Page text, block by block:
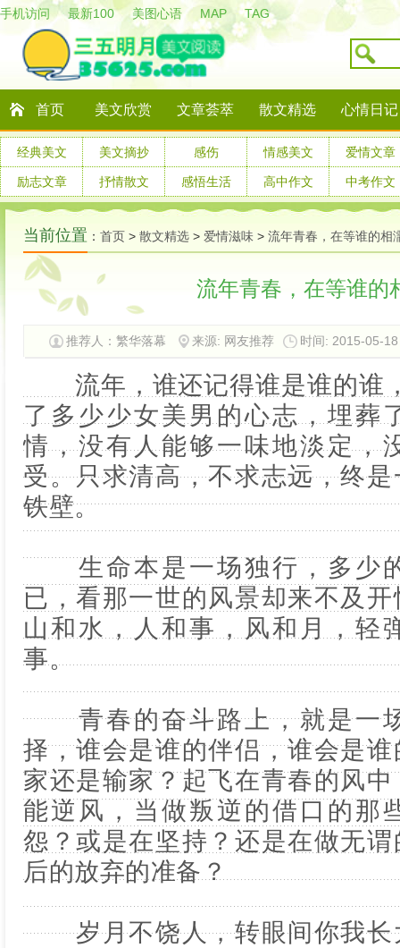
手机访问 最新100 美图心语 MAP TAG
首页 美文欣赏 文章荟萃 散文精选 心情日记
经典美文 美文摘抄 感伤 情感美文 爱情文章
励志文章 抒情散文 感悟生活 高中作文 中考作文
当前位置 ： 首页 > 散文精选 > 爱情滋味 > 流年青春，在等谁的相
流年青春，在等谁的
推荐人：繁华落幕 来源: 网友推荐 时间: 2015-05-
流年，谁还记得谁是谁的谁
了多少少女美男的心志，埋葬
情，没有人能够一味地淡定，
受。只求清高，不求志远，终
铁壁。
生命本是一场独行，多少的
已，看那一世的风景却来不及
山和水，人和事，风和月，轻
事。
青春的奋斗路上，就是一场
择，谁会是谁的伴侣，谁会是
家还是输家？起飞在青春的风
能逆风，当做叛逆的借口的那
怨？或是在坚持？还是在做无
后的放弃的准备？
岁月不饶人，转眼间你我长